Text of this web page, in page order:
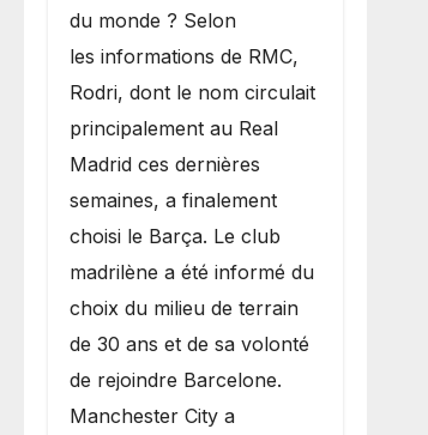
du monde ? Selon
les informations de RMC,
Rodri, dont le nom circulait
principalement au Real
Madrid ces dernières
semaines, a finalement
choisi le Barça. Le club
madrilène a été informé du
choix du milieu de terrain
de 30 ans et de sa volonté
de rejoindre Barcelone.
Manchester City a